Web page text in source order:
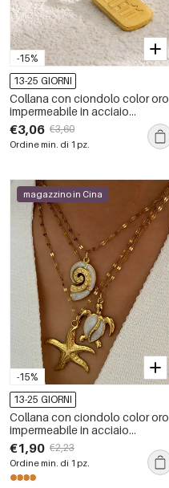
-15%
13-25 GIORNI
Collana con ciondolo color oro
impermeabile in acciaio
inossidabile semplice
€3,06 €3,60
Ordine min. di 1 pz.
-15%
magazzino in Cina
13-25 GIORNI
Collana con ciondolo color oro
impermeabile in acciaio
inossidabile oceanico da 1
pezzo
€1,90 €2,23
Ordine min. di 1 pz.